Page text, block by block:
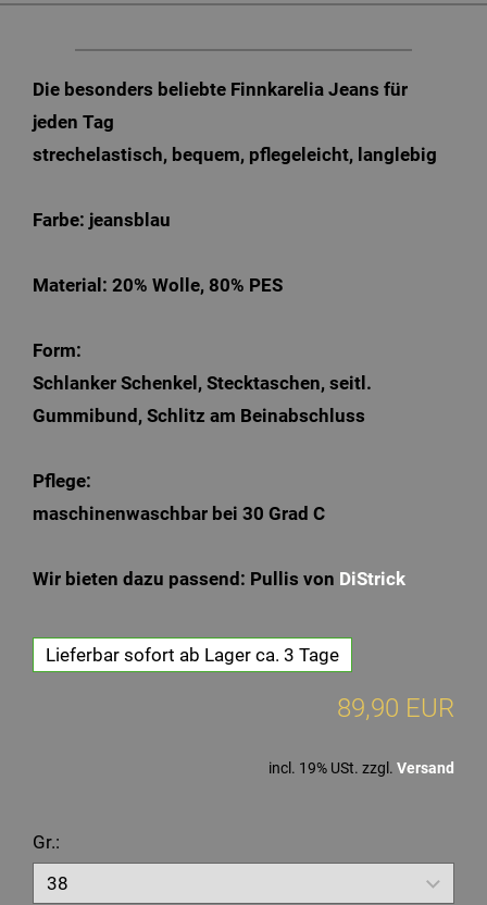
Die besonders beliebte Finnkarelia Jeans für
jeden Tag
strechelastisch, bequem, pflegeleicht, langlebig
Farbe: jeansblau
Material: 20% Wolle, 80% PES
Form:
Schlanker Schenkel, Stecktaschen, seitl.
Gummibund, Schlitz am Beinabschluss
Pflege:
maschinenwaschbar bei 30 Grad C
Wir bieten dazu passend: Pullis von DiStrick
Lieferbar sofort ab Lager ca. 3 Tage
89,90 EUR
incl. 19% USt. zzgl. Versand
Gr.: